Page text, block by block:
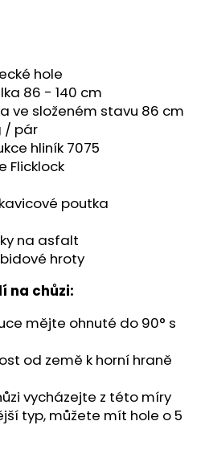
hole
86 - 140 cm
ve složeném stavu 86 cm
/ pár
hliník 7075
Flicklock
poutka
na asfalt
hroty
na chůzi:
mějte ohnuté do 90° s
od země k horní hraně
vycházejte z této míry
typ, můžete mít hole o 5